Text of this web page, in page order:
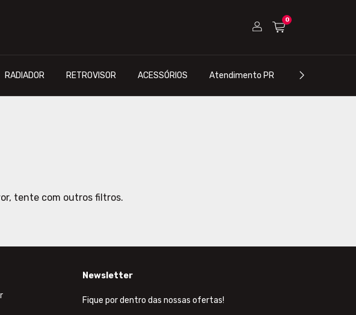
0
RADIADOR RETROVISOR ACESSÓRIOS Atendimento PR Atendimento
tente com outros filtros.
Newsletter
Fique por dentro das nossas ofertas!